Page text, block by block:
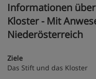
Informationen
Kloster - Mit
Niederösterreich
Ziele
Das Stift und das Kloster